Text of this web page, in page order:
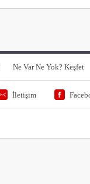
Ne Var Ne Yok? Keşfet
İletişim